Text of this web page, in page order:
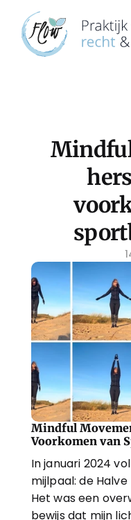
Mindful
Voorkomen van
In januari 2024
mijlpaal: de
Het was een
bewijs dat mijn